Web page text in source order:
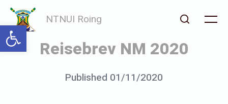
Open toolbar
Skip
content
NTNUI Roing
Reisebrev NM 2020
Posted
Published 01/11/2020